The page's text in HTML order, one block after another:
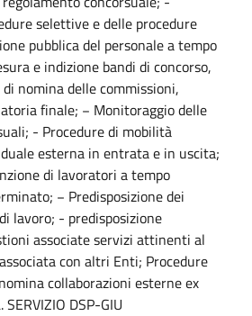
selettive e delle procedure
pubblica del personale a tempo
e indizione bandi di concorso,
nomina delle commissioni,
finale; − Monitoraggio delle
- Procedure di mobilità
esterna in entrata e in uscita;
di lavoratori a tempo
− Predisposizione dei
lavoro; - predisposizione
associate servizi attinenti al
con altri Enti; Procedure
collaborazioni esterne ex
DSP-GIU